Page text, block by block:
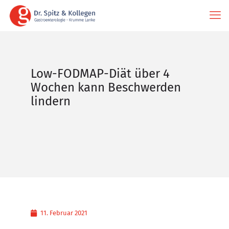
Low-FODMAP-Diät über 4
Wochen kann Beschwerden
lindern
11. Februar 2021